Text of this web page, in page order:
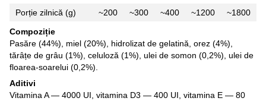
Porție zilnică (g) ~200 ~300 ~400 ~1200
~1800
Compoziție
Pasăre (44%), miel (20%), hidrolizat de gelatină, orez (4%),
tărâțe de grâu (1%), celuloză (1%), ulei de somon (0,2%), ulei de
floarea-soarelui (0,2%).
Aditivi
Vitamina A — 4000 UI, vitamina D3 — 400 UI, vitamina E — 80